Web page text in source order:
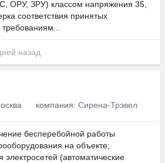
ОРУ, ЗРУ) классом напряжения 35,
соответствия принятых
требованиям...
назад
компания: Сирена-Трэвел
бесперебойной работы
на объекте;
электросетей (автоматические